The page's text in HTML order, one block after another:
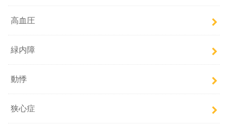
高血圧
緑内障
動悸
狭心症